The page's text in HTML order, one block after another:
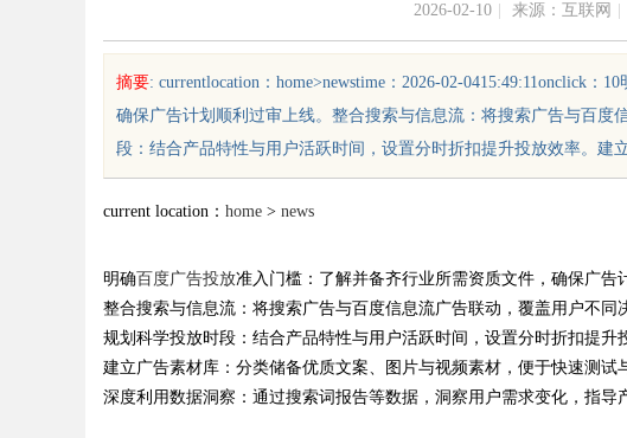
sc
uz
2026-02-10 来源：互联网
摘要: currentlocation：home>newstime：2026-02-0415:49:11onclick
确保广告计划顺利过审上线。整合搜索与信息流：将搜索广告与百
段：结合产品特性与用户活跃时间，设置分时折扣提升投放效率。建
current location： home > news
time： 2026-02-04
明确百度广告投放准入门槛：了解并备齐行业所需资质文件，确保广告
整合搜索与信息流：将搜索广告与百度信息流广告联动，覆盖用户不同
规划科学投放时段：结合产品特性与用户活跃时间，设置分时折扣提升
建立广告素材库：分类储备优质文案、图片与视频素材，便于快速测试
深度利用数据洞察：通过搜索词报告等数据，洞察用户需求变化，指导
道影院：未来观影体验的创新 减重科射灸舱：创新科技引领高